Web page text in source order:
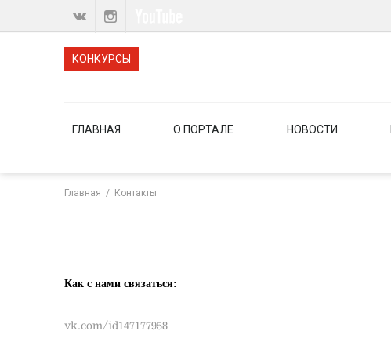
КОНКУРСЫ
ГЛАВНАЯ О ПОРТАЛЕ НОВОСТИ
Главная / Контакты
Как с нами связаться:
vk.com/id147177958